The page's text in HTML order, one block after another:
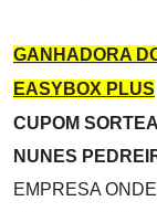
GANHADORA
EASYBOX PLUS
CUPOM
NUNES
EMPRESA